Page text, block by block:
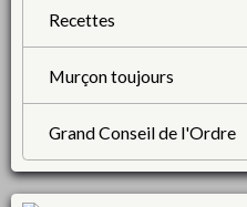
Recettes
Murçon toujours
Grand Conseil de l'Ordre